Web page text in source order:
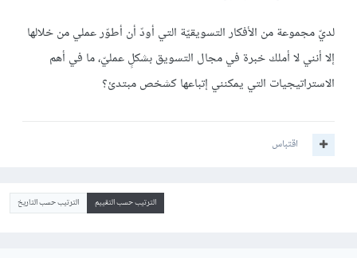
لديّ مجموعة من الأفكار التسويقيّة التي أودّ أن أطوّر عملي من خلالها
إلا أنني لا أملك خبرة في مجال التسويق بشكلٍ عمليّ، ما في أهم
الاستراتيجيات التي يمكنني إتباعها كشخص مبتدئ؟
اقتباس
الترتيب حسب التقييم الترتيب حسب التاريخ